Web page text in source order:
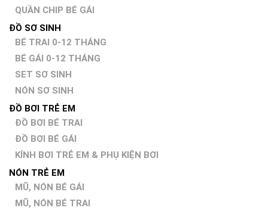
QUẦN CHIP BÉ GÁI
ĐỒ SƠ SINH
BÉ TRAI 0-12 THÁNG
BÉ GÁI 0-12 THÁNG
SET SƠ SINH
NÓN SƠ SINH
ĐỒ BƠI TRẺ EM
ĐỒ BƠI BÉ TRAI
ĐỒ BƠI BÉ GÁI
KÍNH BƠI TRẺ EM & PHỤ KIỆN BƠI
NÓN TRẺ EM
MŨ, NÓN BÉ GÁI
MŨ, NÓN BÉ TRAI